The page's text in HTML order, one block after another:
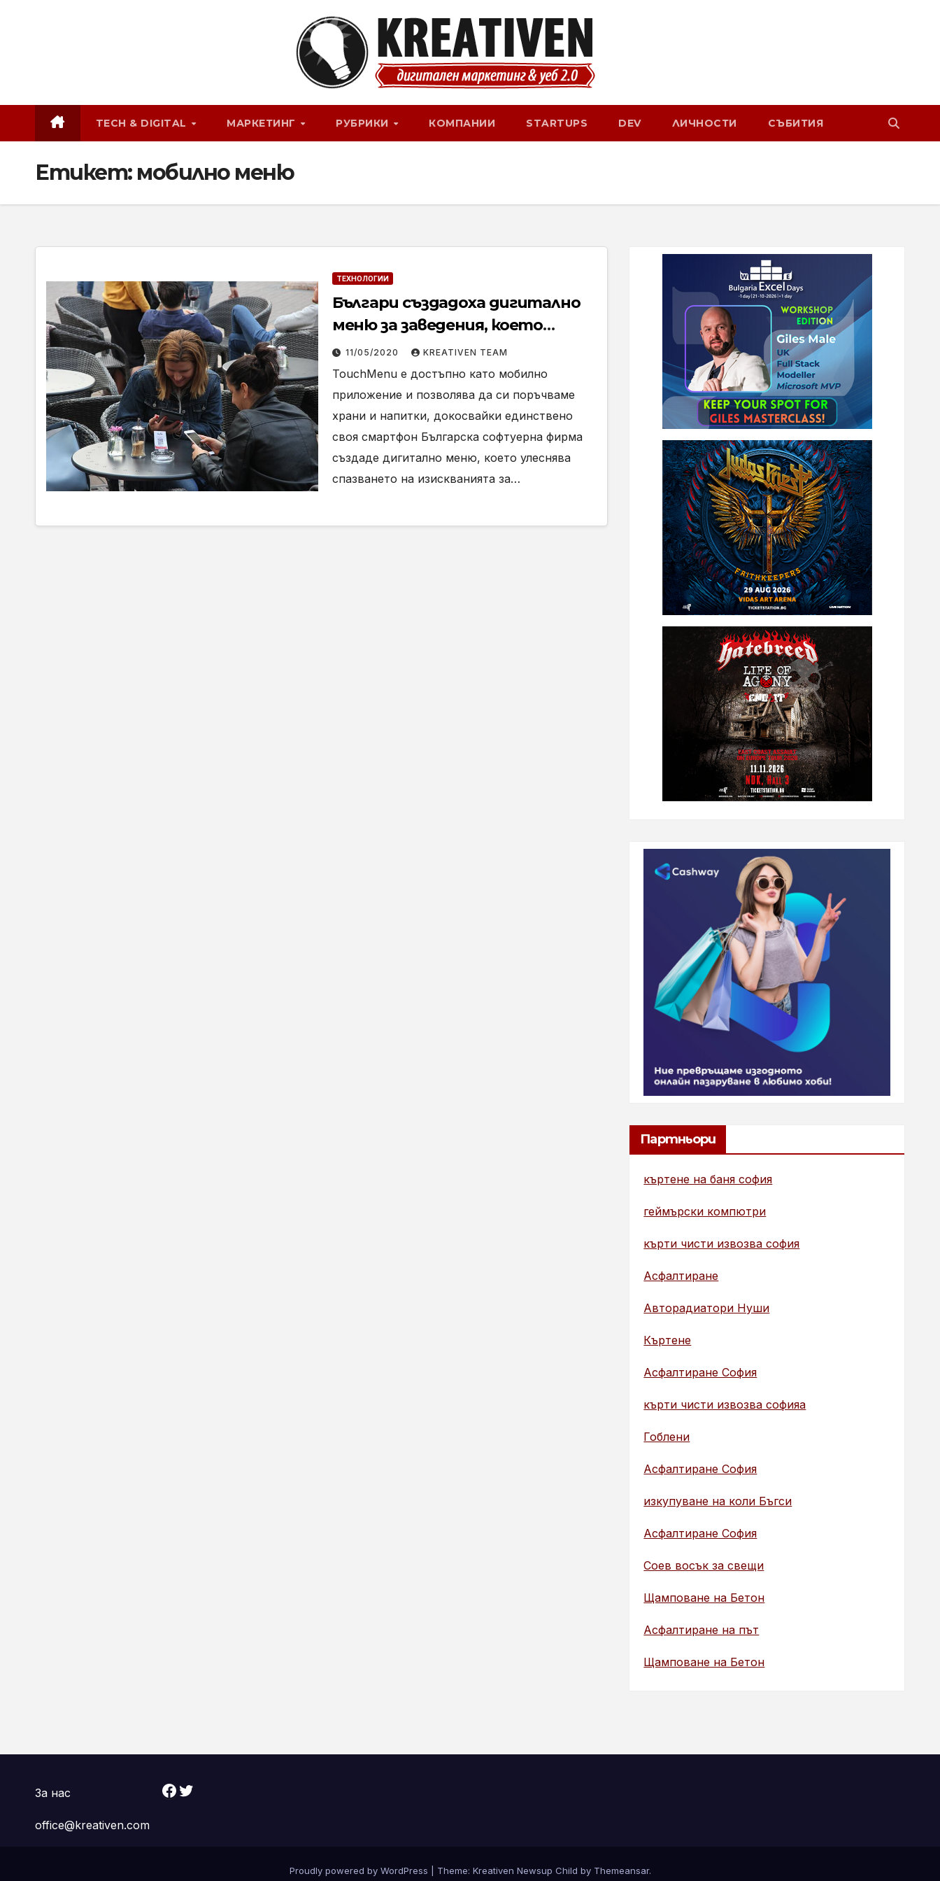
TECH & DIGITAL МАРКЕТИНГ РУБРИКИ КОМПАНИИ STARTUPS DEV ЛИЧНОСТИ СЪБИТИЯ
Етикет: мобилно меню
ТЕХНОЛОГИИ
Българи създадоха дигитално
меню за заведения, което
улеснява спазването на
дистанция
11/05/2020 KREATIVEN TEAM
TouchMenu е достъпно като мобилно
приложение и позволява да си поръчваме
храни и напитки, докосвайки единствено
своя смартфон Българска софтуерна фирма
създаде дигитално меню, което улеснява
спазването на изискванията за…
Партньори
къртене на баня софия
геймърски компютри
кърти чисти извозва софия
Асфалтиране
Авторадиатори Нуши
Къртене
Асфалтиране София
кърти чисти извозва софияа
Гоблени
Асфалтиране София
изкупуване на коли Бъгси
Асфалтиране София
Соев восък за свещи
Щамповане на Бетон
Асфалтиране на път
Щамповане на Бетон
За нас
office@kreativen.com
Facebook Twitter
Proudly powered by WordPress Theme: Kreativen Newsup Child by Themeansar.